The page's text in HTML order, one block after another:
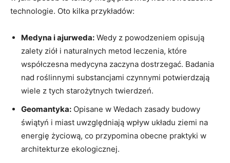
technologie. Oto kilka przykładów:
Medyna i ajurweda: Wedy z powodzeniem opisują
zalety ziół i naturalnych metod leczenia, które
współczesna medycyna zaczyna dostrzegać. Badania
nad roślinnymi substancjami czynnymi potwierdzają
wiele z tych starożytnych twierdzeń.
Geomantyka: Opisane w Wedach zasady budowy
świątyń i miast uwzględniają wpływ układu ziemi na
energię życiową, co przypomina obecne praktyki w
architekturze ekologicznej.